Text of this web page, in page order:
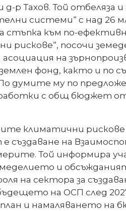
д-р Тахов. Той
системи“ с над 26
към по-
посочи
на
фонд, както и по
думите му по
с общ бюджет
климатични рискове
на
Той информира
и
на сектора за
на ОСП след
и намаляването на